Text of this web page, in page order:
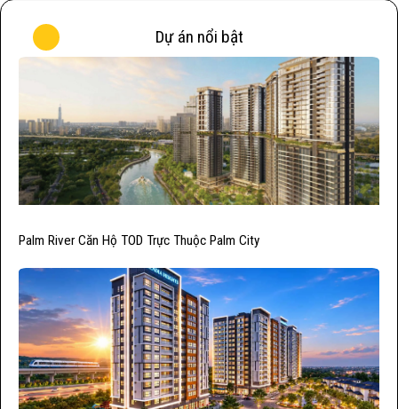
Dự án nổi bật
Palm River Căn Hộ TOD Trực Thuộc Palm City